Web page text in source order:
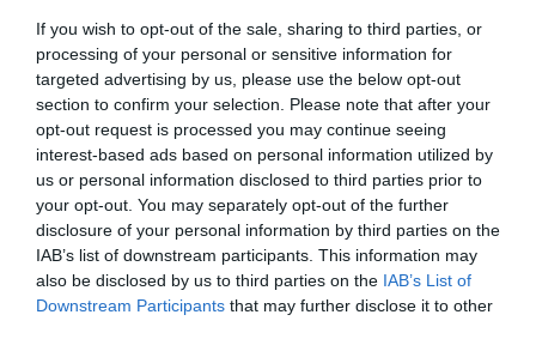
If you wish to opt-out of the sale, sharing to third parties, or
processing of your personal or sensitive information for
targeted advertising by us, please use the below opt-out
section to confirm your selection. Please note that after your
opt-out request is processed you may continue seeing
interest-based ads based on personal information utilized by
us or personal information disclosed to third parties prior to
your opt-out. You may separately opt-out of the further
disclosure of your personal information by third parties on the
IAB’s list of downstream participants. This information may
also be disclosed by us to third parties on the IAB’s List of
Downstream Participants that may further disclose it to other